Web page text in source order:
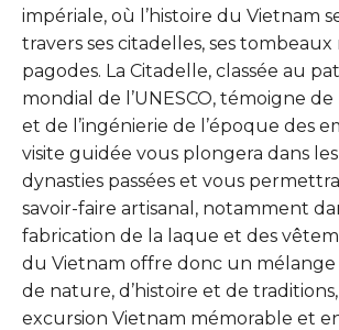
impériale, où l’histoire du Vietnam
travers ses citadelles, ses tombeaux
pagodes. La Citadelle, classée au
mondial de l’UNESCO, témoigne
et de l’ingénierie de l’époque des
visite guidée vous plongera dans
dynasties passées et vous
savoir-faire artisanal, notamment
fabrication de la laque et des
du Vietnam offre donc un
de nature, d’histoire et de
excursion Vietnam mémorable et